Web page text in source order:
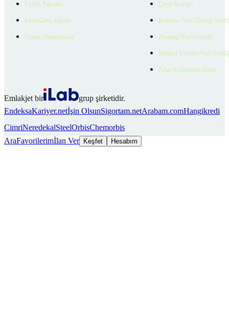
Üyelik Paketleri
EmlakZeka Asistan
Uzman Danışmanlar
Çerez Ayarları
Kullanıcı Veri Gizliliği
Ziyaretçi Veri Gizliliği
Müşteri Yetkilisi Veri
Aday Aydınlatma Metni
Emlakjet bir
grup şirketidir.
EndeksaKariyer.netİşin OlsunSigortam.netArabam.comHangikredi
CimriNeredekalSteelOrbisChemorbis
AraFavorilerimİlan Ver Keşfet Hesabım